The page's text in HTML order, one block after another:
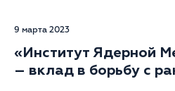
9 марта 2023
«Институт Ядерной
– вклад в борьбу с